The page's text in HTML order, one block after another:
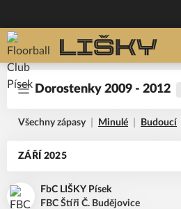
Dorostenky 2009 - 2012
Všechny zápasy Minulé Budoucí
ZÁŘÍ 2025
FbC LIŠKY Písek
FBC Štíři Č. Budějovice